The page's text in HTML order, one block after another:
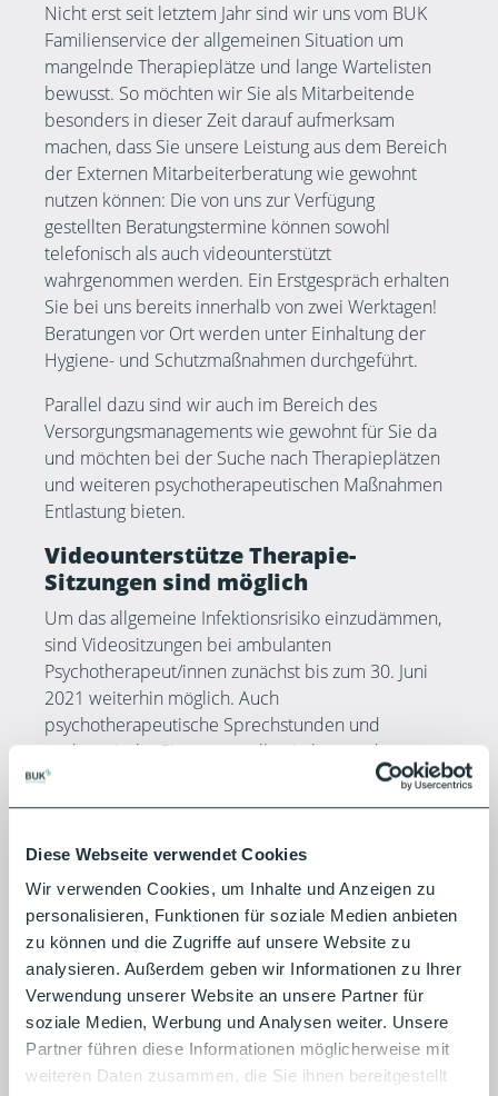
Diese Webseite verwendet Cookies
Wir verwenden Cookies, um Inhalte und Anzeigen zu
personalisieren, Funktionen für soziale Medien anbieten
zu können und die Zugriffe auf unsere Website zu
analysieren. Außerdem geben wir Informationen zu Ihrer
Verwendung unserer Website an unsere Partner für
soziale Medien, Werbung und Analysen weiter. Unsere
Partner führen diese Informationen möglicherweise mit
weiteren Daten zusammen, die Sie ihnen bereitgestellt
Nicht erst seit letztem Jahr sind wir uns vom BUK
Familienservice der allgemeinen Situation um
mangelnde Therapieplätze und lange Wartelisten
bewusst. So möchten wir Sie als Mitarbeitende
besonders in dieser Zeit darauf aufmerksam
machen, dass Sie unsere Leistung aus dem Bereich
der Externen Mitarbeiterberatung wie gewohnt
nutzen können: Die von uns zur Verfügung
gestellten Beratungstermine können sowohl
telefonisch als auch videounterstützt
wahrgenommen werden. Ein Erstgespräch erhalten
Sie bei uns bereits innerhalb von zwei Werktagen!
Beratungen vor Ort werden unter Einhaltung der
Hygiene- und Schutzmaßnahmen durchgeführt.
Parallel dazu sind wir auch im Bereich des
Versorgungsmanagements wie gewohnt für Sie da
und möchten bei der Suche nach Therapieplätzen
und weiteren psychotherapeutischen Maßnahmen
Entlastung bieten.
Videounterstütze Therapie-
Sitzungen sind möglich
Um das allgemeine Infektionsrisiko einzudämmen,
sind Videositzungen bei ambulanten
Psychotherapeut/innen zunächst bis zum 30. Juni
2021 weiterhin möglich. Auch
psychotherapeutische Sprechstunden und
probatorische Sitzungen sollen in begründeten
Fällen per Video stattfinden dürfen.
Einhaltung der Corona-Regelungen möglich. Welche
Sie selbstverständlich bei uns.
Wenn Sie zu den Corona-Sonderregelungen Fragen
haben oder einfach kurzfristige Unterstützung
benötigen, können Sie sich jederzeit an uns
wenden. Mitarbeitende unserer
Kundenunternehmen können einen
Beratungswunsch direkt anberatung-eap@buk-